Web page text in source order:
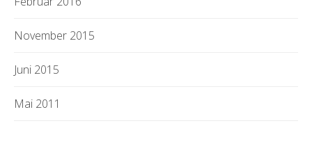
November 2015
Juni 2015
Mai 2011